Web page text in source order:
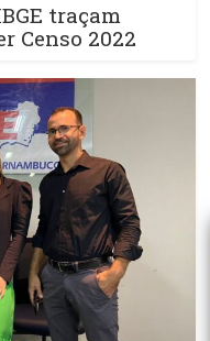
traçam
Censo 2022